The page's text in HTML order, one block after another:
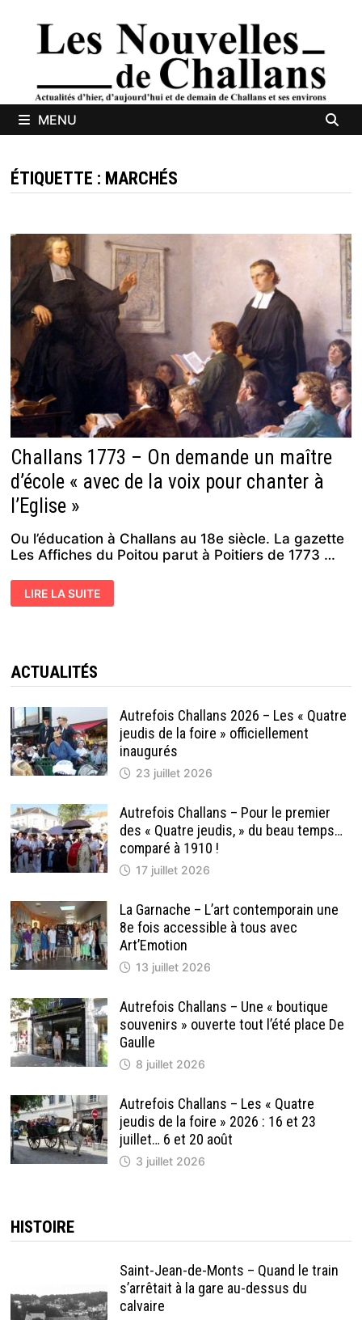
MENU
ÉTIQUETTE : MARCHÉS
Challans 1773 – On demande un maître
d’école « avec de la voix pour chanter à
l’Eglise »
Ou l’éducation à Challans au 18e siècle. La gazette
Les Affiches du Poitou parut à Poitiers de 1773 …
CHALLANS
1773
D’ÉCOLE
« AVEC
DE
VOIX
POUR
CHANTER
À
L’EGLISE »
LIRE LA SUITE
ACTUALITÉS
Autrefois Challans 2026 – Les « Quatre
jeudis de la foire » officiellement
inaugurés
23 juillet 2026
Autrefois Challans – Pour le premier
des « Quatre jeudis, » du beau temps…
comparé à 1910 !
17 juillet 2026
La Garnache – L’art contemporain une
8e fois accessible à tous avec
Art’Emotion
13 juillet 2026
Autrefois Challans – Une « boutique
souvenirs » ouverte tout l’été place De
Gaulle
8 juillet 2026
Autrefois Challans – Les « Quatre
jeudis de la foire » 2026 : 16 et 23
juillet… 6 et 20 août
3 juillet 2026
HISTOIRE
Saint-Jean-de-Monts – Quand le train
s’arrêtait à la gare au-dessus du
calvaire